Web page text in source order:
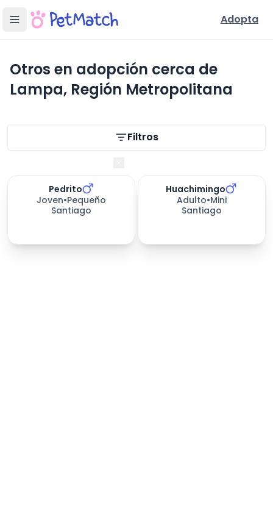
Adopta
Otros en adopción cerca de
Lampa, Región Metropolitana
Filtros
Pedrito
Joven•Pequeño
Santiago
Huachimingo
Adulto•Mini
Santiago